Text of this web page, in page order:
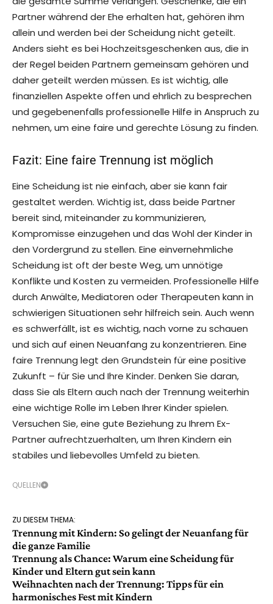
Partner während der Ehe erhalten hat, gehören ihm
allein und werden bei der Scheidung nicht geteilt.
Anders sieht es bei Hochzeitsgeschenken aus, die in
der Regel beiden Partnern gemeinsam gehören und
daher geteilt werden müssen. Es ist wichtig, alle
finanziellen Aspekte offen und ehrlich zu besprechen
und gegebenenfalls professionelle Hilfe in Anspruch zu
nehmen, um eine faire und gerechte Lösung zu finden.
Fazit: Eine faire Trennung ist möglich
Eine Scheidung ist nie einfach, aber sie kann fair
gestaltet werden. Wichtig ist, dass beide Partner
bereit sind, miteinander zu kommunizieren,
Kompromisse einzugehen und das Wohl der Kinder in
den Vordergrund zu stellen. Eine einvernehmliche
Scheidung ist oft der beste Weg, um unnötige
Konflikte und Kosten zu vermeiden. Professionelle Hilfe
durch Anwälte, Mediatoren oder Therapeuten kann in
schwierigen Situationen sehr hilfreich sein. Auch wenn
es schwerfällt, ist es wichtig, nach vorne zu schauen
und sich auf einen Neuanfang zu konzentrieren. Eine
faire Trennung legt den Grundstein für eine positive
Zukunft – für Sie und Ihre Kinder. Denken Sie daran,
dass Sie als Eltern auch nach der Trennung weiterhin
eine wichtige Rolle im Leben Ihrer Kinder spielen.
Versuchen Sie, eine gute Beziehung zu Ihrem Ex-
Partner aufrechtzuerhalten, um Ihren Kindern ein
stabiles und liebevolles Umfeld zu bieten.
QUELLEN
ZU DIESEM THEMA:
Trennung mit Kindern: So gelingt der Neuanfang für
die ganze Familie
Trennung als Chance: Warum eine Scheidung für
Kinder und Eltern gut sein kann
Weihnachten nach der Trennung: Tipps für ein
harmonisches Fest mit Kindern